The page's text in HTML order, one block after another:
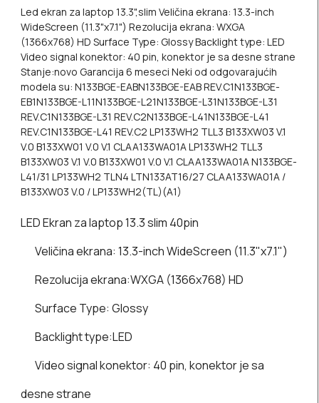
Led ekran za laptop 13.3",slim Veličina ekrana: 13.3-inch
WideScreen (11.3"x7.1") Rezolucija ekrana: WXGA
(1366x768) HD Surface Type: Glossy Backlight type: LED
Video signal konektor: 40 pin, konektor je sa desne strane
Stanje:novo Garancija 6 meseci Neki od odgovarajućih
modela su: N133BGE-EABN133BGE-EAB REV.C1N133BGE-
EB1N133BGE-L11N133BGE-L21N133BGE-L31N133BGE-L31
REV.C1N133BGE-L31 REV.C2N133BGE-L41N133BGE-L41
REV.C1N133BGE-L41 REV.C2 LP133WH2 TLL3 B133XW03 V.1
V.0 B133XW01 V.0 V.1 CLAA133WA01A LP133WH2 TLL3
B133XW03 V.1 V.0 B133XW01 V.0 V.1 CLAA133WA01A N133BGE-
L41/31 LP133WH2 TLN4 LTN133AT16/27 CLAA133WA01A /
B133XW03 V.0 / LP133WH2(TL)(A1)
LED Ekran za laptop 13.3 slim 40pin
Veličina ekrana: 13.3-inch WideScreen (11.3"x7.1")
Rezolucija ekrana:WXGA (1366x768) HD
Surface Type: Glossy
Backlight type:LED
Video signal konektor: 40 pin, konektor je sa
desne strane